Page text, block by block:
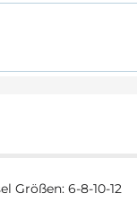
Größen: 6-8-10-12